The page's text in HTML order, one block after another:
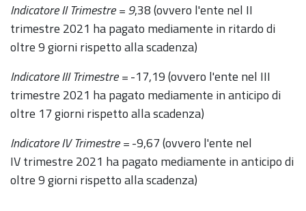
Indicatore II Trimestre = 9,38 (ovvero l'ente nel II
trimestre 2021 ha pagato mediamente in ritardo di
oltre 9 giorni rispetto alla scadenza)
Indicatore III Trimestre =-17,19 (ovvero l'ente nel III
trimestre 2021 ha pagato mediamente in anticipo di
oltre 17 giorni rispetto alla scadenza)
Indicatore IV Trimestre =-9,67 (ovvero l'ente nel
IV trimestre 2021 ha pagato mediamente in anticipo di
oltre 9 giorni rispetto alla scadenza)